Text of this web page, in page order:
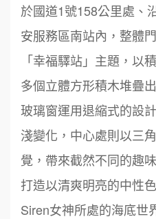
於國道1號158公里處、
安服務區南站內，整體
「幸福驛站」主題，以
多個立體方形積木堆疊
玻璃窗運用退縮式的設
淺變化，中心處則以三
覺，帶來截然不同的趣
打造以清爽明亮的中性
Siren女神所處的海底世